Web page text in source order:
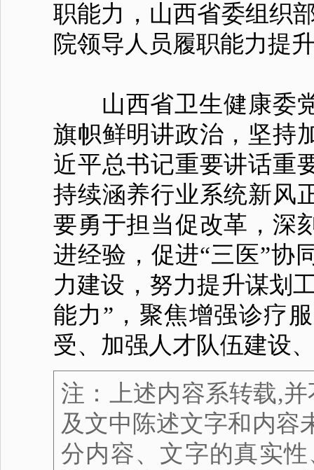
职能力，山西省委组织
院领导人员履职能力提
山西省卫生健康委党
旗帜鲜明讲政治，坚持
近平总书记重要讲话重
持续涵养行业系统新风
要勇于担当促改革，深
进经验，促进“三医”协
力建设，努力提升谋划
能力”，聚焦增强诊疗
受、加强人才队伍建设
注：上述内容系转载,
及文中陈述文字和内容
分内容、文字的真实